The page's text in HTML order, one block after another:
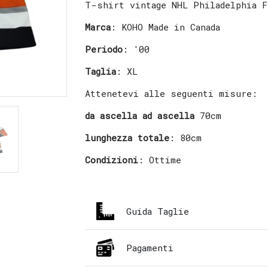
T-shirt vintage NHL Philadelphia
Marca : KOHO Made in Canada
Periodo : '00
Taglia : XL
Attenetevi alle seguenti misure:
da ascella ad ascella 70cm
lunghezza totale : 80cm
Condizioni : Ottime
Guida Taglie
Pagamenti